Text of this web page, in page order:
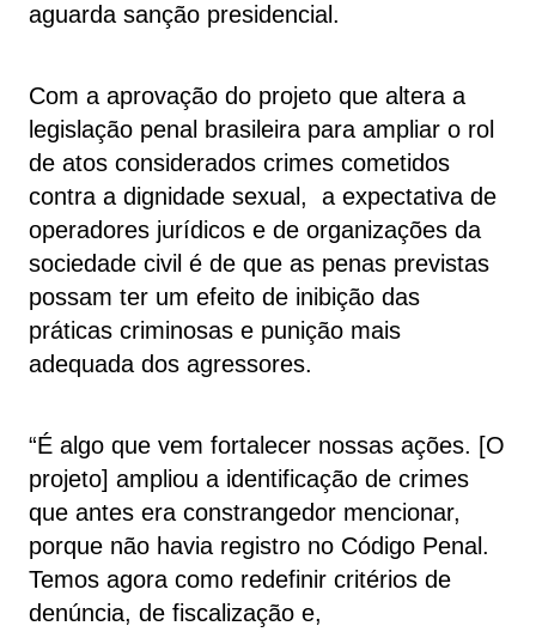
aguarda sanção presidencial.
Com a aprovação do projeto que altera a
legislação penal brasileira para ampliar o rol
de atos considerados crimes cometidos
contra a dignidade sexual, a expectativa de
operadores jurídicos e de organizações da
sociedade civil é de que as penas previstas
possam ter um efeito de inibição das
práticas criminosas e punição mais
adequada dos agressores.
“É algo que vem fortalecer nossas ações. [O
projeto] ampliou a identificação de crimes
que antes era constrangedor mencionar,
porque não havia registro no Código Penal.
Temos agora como redefinir critérios de
denúncia, de fiscalização e,